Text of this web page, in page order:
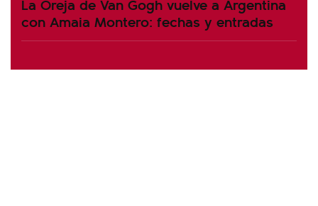
La Oreja de Van Gogh vuelve a Argentina
con Amaia Montero: fechas y entradas